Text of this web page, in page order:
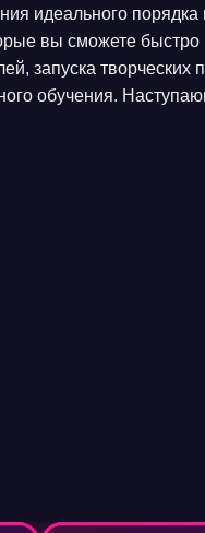
идеального
вы сможете быстро
запуска творческих
обучения.